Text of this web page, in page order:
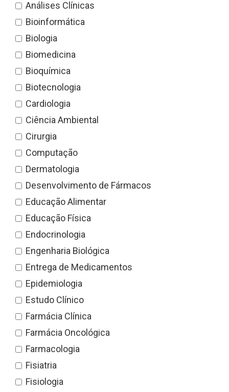
Análises Clínicas
Bioinformática
Biologia
Biomedicina
Bioquímica
Biotecnologia
Cardiologia
Ciência Ambiental
Cirurgia
Computação
Dermatologia
Desenvolvimento de Fármacos
Educação Alimentar
Educação Física
Endocrinologia
Engenharia Biológica
Entrega de Medicamentos
Epidemiologia
Estudo Clínico
Farmácia Clínica
Farmácia Oncológica
Farmacologia
Fisiatria
Fisiologia